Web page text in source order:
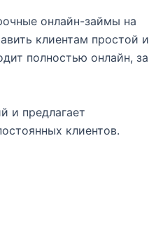
онлайн-займы на
клиентам простой и
полностью онлайн, за
и предлагает
клиентов.